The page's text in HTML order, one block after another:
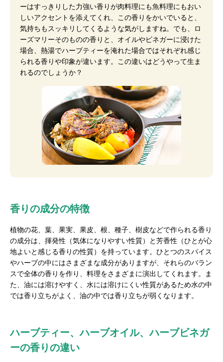
ーはすっきりした力強い香りが肉料理にも魚料理にもおい
しいアクセントを添えてくれ、この香りをかいでいると、
気持ちもスッキリしてくるような気がしますね。でも、ロ
ーズマリーそのものの香りと、オイルやビネガーに浸けた
場合、熱湯でハーブティーを淹れた場合ではそれぞれ感じ
られる香りや印象が違います。この違いはどうやって生ま
れるのでしょうか？
香りの成分の特徴
植物の花、葉、果実、果皮、根、種子、樹皮などで作られる香り
の成分は、揮発性（気体になりやすい性質）と芳香性（ひとが心
地よいと感じる香りの性質）を持っています。ひとつのスパイス
やハーブの中にはさまざまな成分がありますが、それらのバラン
スで全体の香りを作り、料理をさまざまに演出してくれます。ま
た、油には溶けやすく、水には溶けにくい性質があるため水の中
では香り立ちがよく、油の中では香り立ちが弱くなります。
ハーブティー、ハーブオイル、ハーブビネガ
ーの香りの違い